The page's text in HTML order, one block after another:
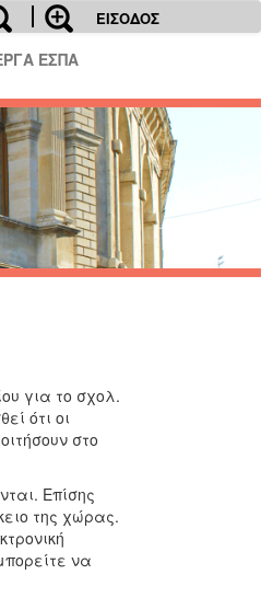
ΕΙΣΟΔΟΣ
ΕΣΠΑ
για το σχολ.
ότι οι
στο
Επίσης
της χώρας.
να